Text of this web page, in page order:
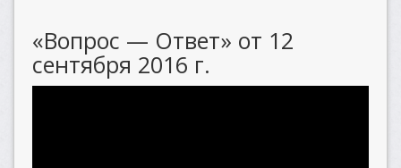
«Вопрос — Ответ» от 12
сентября 2016 г.